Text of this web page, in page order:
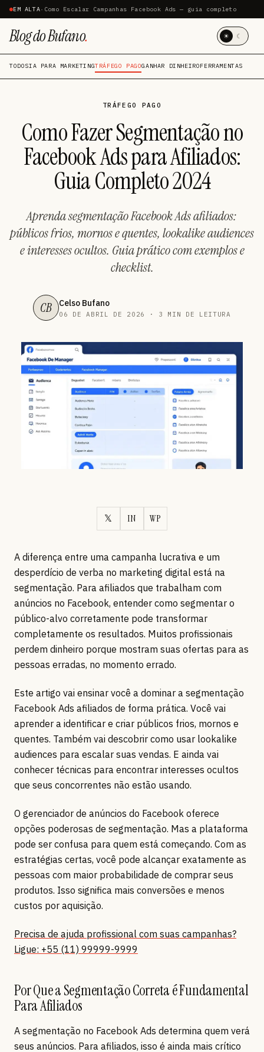
EM ALTA· Como Escalar Campanhas Facebook Ads — guia completo
Blog do Bufano. ☀ ☾
TODOSIA PARA MARKETINGTRÁFEGO PAGOGANHAR DINHEIROFERRAMENTAS
TRÁFEGO PAGO
Como Fazer Segmentação no
Facebook Ads para Afiliados:
Guia Completo 2024
Aprenda segmentação Facebook Ads afiliados:
públicos frios, mornos e quentes, lookalike audiences
e interesses ocultos. Guia prático com exemplos e
checklist.
CB Celso Bufano
06 DE ABRIL DE 2026 · 3 MIN DE LEITURA
𝕏 IN WP
A diferença entre uma campanha lucrativa e um
desperdício de verba no marketing digital está na
segmentação. Para afiliados que trabalham com
anúncios no Facebook, entender como segmentar o
público-alvo corretamente pode transformar
completamente os resultados. Muitos profissionais
perdem dinheiro porque mostram suas ofertas para as
pessoas erradas, no momento errado.
Este artigo vai ensinar você a dominar a segmentação
Facebook Ads afiliados de forma prática. Você vai
aprender a identificar e criar públicos frios, mornos e
quentes. Também vai descobrir como usar lookalike
audiences para escalar suas vendas. E ainda vai
conhecer técnicas para encontrar interesses ocultos
que seus concorrentes não estão usando.
O gerenciador de anúncios do Facebook oferece
opções poderosas de segmentação. Mas a plataforma
pode ser confusa para quem está começando. Com as
estratégias certas, você pode alcançar exatamente as
pessoas com maior probabilidade de comprar seus
produtos. Isso significa mais conversões e menos
custos por aquisição.
Precisa de ajuda profissional com suas campanhas?
Ligue: +55 (11) 99999-9999
Por Que a Segmentação Correta é Fundamental
Para Afiliados
A segmentação no Facebook Ads determina quem verá
seus anúncios. Para afiliados, isso é ainda mais crítico